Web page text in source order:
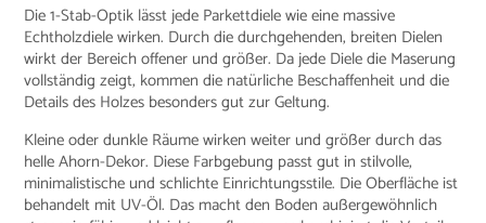
Die 1-Stab-Optik lässt jede Parkettdiele wie eine massive
Echtholzdiele wirken. Durch die durchgehenden, breiten Dielen
wirkt der Bereich offener und größer. Da jede Diele die Maserung
vollständig zeigt, kommen die natürliche Beschaffenheit und die
Details des Holzes besonders gut zur Geltung.
Kleine oder dunkle Räume wirken weiter und größer durch das
helle Ahorn-Dekor. Diese Farbgebung passt gut in stilvolle,
minimalistische und schlichte Einrichtungsstile. Die Oberfläche ist
behandelt mit UV-Öl. Das macht den Boden außergewöhnlich